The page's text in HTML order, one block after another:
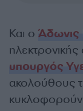
Και ο Άδωνις
υπουργός
ακολούθους
κυκλοφορούν